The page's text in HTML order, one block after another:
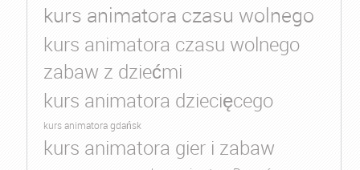
kurs animatora czasu wolnego
kurs animatora czasu wolnego
zabaw z dziećmi
kurs animatora dziecięcego
kurs animatora gdańsk
kurs animatora gier i zabaw